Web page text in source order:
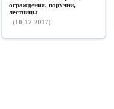
ограждения, поручни,
лестницы
(10-17-2017)